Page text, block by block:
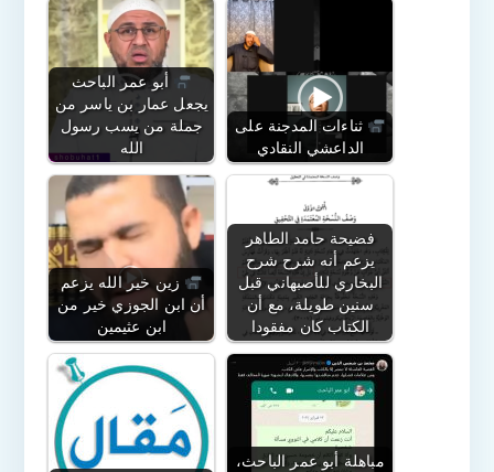
أبو عمر الباحث
يجعل عمار بن ياسر من
جملة من يسب رسول
الله
ثناءات المدجنة على
الداعشي النقادي
زين خير الله يزعم
أن ابن الجوزي خير من
ابن عثيمين
فضيحة حامد الطاهر
يزعم أنه شرح شرح
البخاري للأصبهاني قبل
سنين طويلة، مع أن
الكتاب كان مفقودا
مباهلة أبو عمر الباحث،